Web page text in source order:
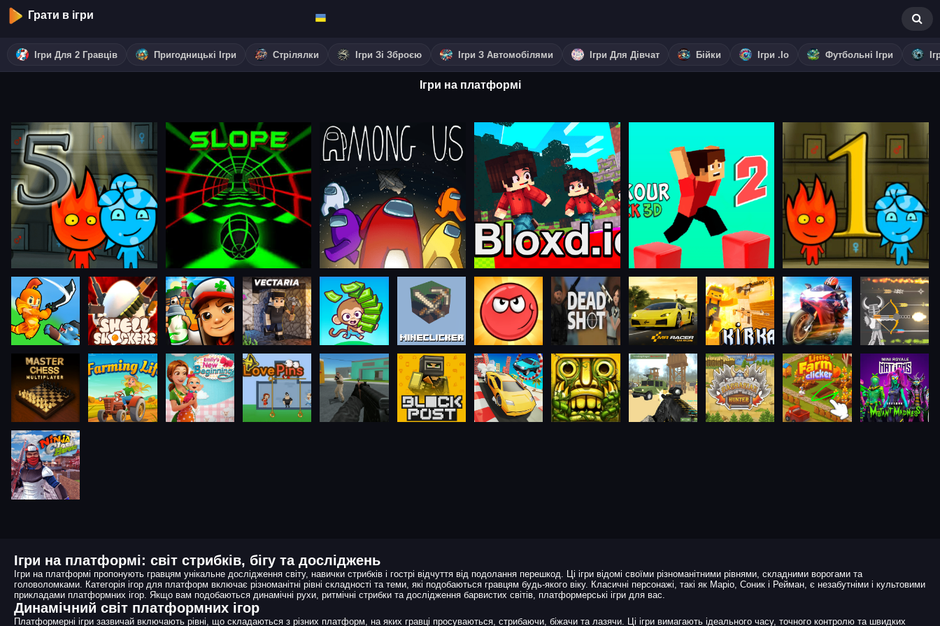
Грати в ігри
Ігри Для 2 Гравців Пригодницькі Ігри Стрілялки Ігри Зі Зброєю Ігри З Автомобілями Ігри Для Дівчат Бійки Ігри .io Футбольні Ігри
Ігри на платформі
Ігри на платформі: світ стрибків, бігу та досліджень
Ігри на платформі пропонують гравцям унікальне дослідження світу, навички стрибків і гострі відчуття від подолання перешкод. Ці ігри відомі своїми різноманітними рівнями, складними ворогами та
головоломками. Категорія ігор для платформ включає різноманітні рівні складності та теми, які подобаються гравцям будь-якого віку. Класичні персонажі, такі як Маріо, Соник і Рейман, є незабутніми і культовими
прикладами платформних ігор. Якщо вам подобаються динамічні рухи, ритмічні стрибки та дослідження барвистих світів, платформерські ігри для вас.
Динамічний світ платформних ігор
Платформерні ігри зазвичай включають рівні, що складаються з різних платформ, на яких гравці просуваються, стрибаючи, біжачи та лазячи. Ці ігри вимагають ідеального часу, точного контролю та швидких